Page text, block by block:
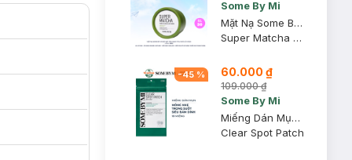
Some By Mi
Mặt Nạ Some By Mi Đất Sét Trà Xanh Thu Nhỏ Lỗ Chân Lông 100g
Super Matcha Pore Clean Clay Mask
-45 % 60.000 ₫
109.000 ₫
Some By Mi
Miếng Dán Mụn Some By Mi 18 Miếng
Clear Spot Patch